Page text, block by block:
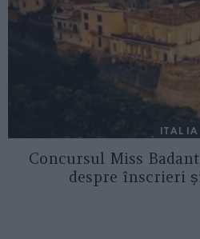
ITALIA
Concursul Miss
despre înscrieri